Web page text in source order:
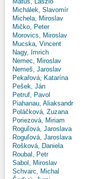
Michálek, Slavomír
Michela, Miroslav
Mičko, Peter
Morovics, Miroslav
Mucska, Vincent
Nagy, Imrich
Nemec, Miroslav
Nemeš, Jaroslav
Pekařová, Katarína
Pešek, Ján
Petruf, Pavol
Piahanau, Aliaksandr
Poláčková, Zuzana
Poriezová, Miriam
Roguľová, Jaroslava
Roguľová, Jaroslava
Rošková, Daniela
Roubal, Petr
Sabol, Miroslav
Schvarc, Michal